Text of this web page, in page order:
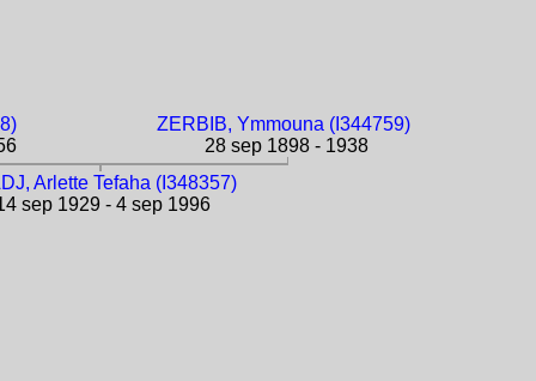
ZERBIB, Ymmouna (I344759)
28 sep 1898 - 1938
Arlette Tefaha (I348357)
sep 1929 - 4 sep 1996